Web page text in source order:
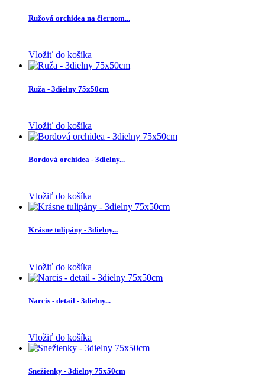
Ružová orchidea na čiernom...
Vložiť do košíka
Ruža - 3dielny 75x50cm
Vložiť do košíka
Bordová orchidea - 3dielny...
Vložiť do košíka
Krásne tulipány - 3dielny...
Vložiť do košíka
Narcis - detail - 3dielny...
Vložiť do košíka
Snežienky - 3dielny 75x50cm